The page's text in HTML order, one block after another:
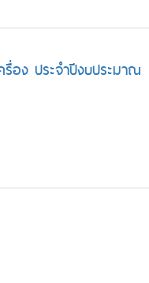
รื่อง ประจำปีงบประมาณ